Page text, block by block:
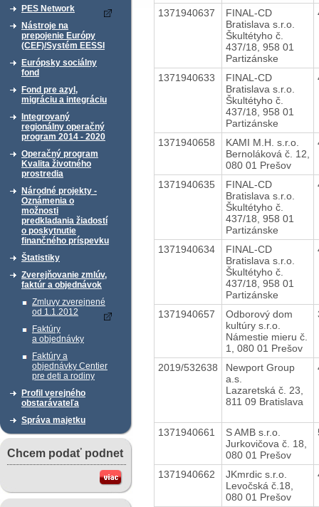
PES Network
Nástroje na
prepojenie Európy
(CEF)/Systém EESSI
Európsky sociálny
fond
Fond pre azyl,
migráciu a integráciu
Integrovaný
regionálny operačný
program 2014 - 2020
Operačný program
Kvalita životného
prostredia
Národné projekty -
Oznámenia o
možnosti
predkladania žiadostí
o poskytnutie
finančného príspevku
Štatistiky
Zverejňovanie zmlúv,
faktúr a objednávok
Zmluvy zverejnené
od 1.1.2012
Faktúry
a objednávky
Faktúry a
objednávky Centier
pre deti a rodiny
Profil verejného
obstarávateľa
Správa majetku
Chcem podať podnet
1371940637
FINAL-CD
Bratislava s.r.o.
Škultétyho č.
437/18, 958 01
Partizánske
1371940633
FINAL-CD
Bratislava s.r.o.
Škultétyho č.
437/18, 958 01
Partizánske
1371940658
KAMI M.H. s.r.o.
Bernoláková č. 12,
080 01 Prešov
1371940635
FINAL-CD
Bratislava s.r.o.
Škultétyho č.
437/18, 958 01
Partizánske
1371940634
FINAL-CD
Bratislava s.r.o.
Škultétyho č.
437/18, 958 01
Partizánske
1371940657
Odborový dom
kultúry s.r.o.
Námestie mieru č.
1, 080 01 Prešov
2019/532638
Newport Group
a.s.
Lazaretská č. 23,
811 09 Bratislava
1371940661
S AMB s.r.o.
Jurkovičova č. 18,
080 01 Prešov
1371940662
JKmrdic s.r.o.
Levočská č.18,
080 01 Prešov